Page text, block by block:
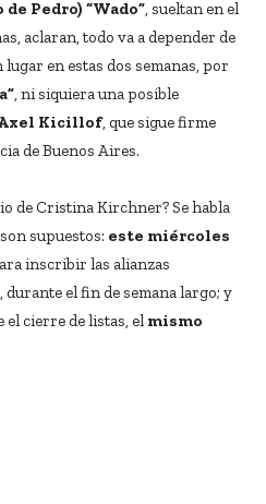
Pedro) “Wado”, sueltan en el
aclaran, todo va a depender de
en estas dos semanas, por
, ni siquiera una posible
Kicillof, que sigue firme
de Buenos Aires.
de Cristina Kirchner? Se habla
supuestos: este miércoles
inscribir las alianzas
, durante el fin de semana largo; y
el cierre de listas, elmismo